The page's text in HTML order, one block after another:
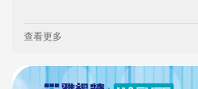
查看更多